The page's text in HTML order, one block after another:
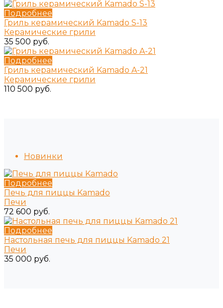
Подробнее
Гриль керамический Kamado S-13
Керамические грили
35 500 руб.
Подробнее
Гриль керамический Kamado A-21
Керамические грили
110 500 руб.
Новинки
Подробнее
Печь для пиццы Kamado
Печи
72 600 руб.
Подробнее
Настольная печь для пиццы Kamado 21
Печи
35 000 руб.